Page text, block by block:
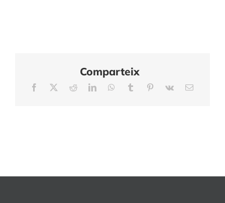
Comparteix